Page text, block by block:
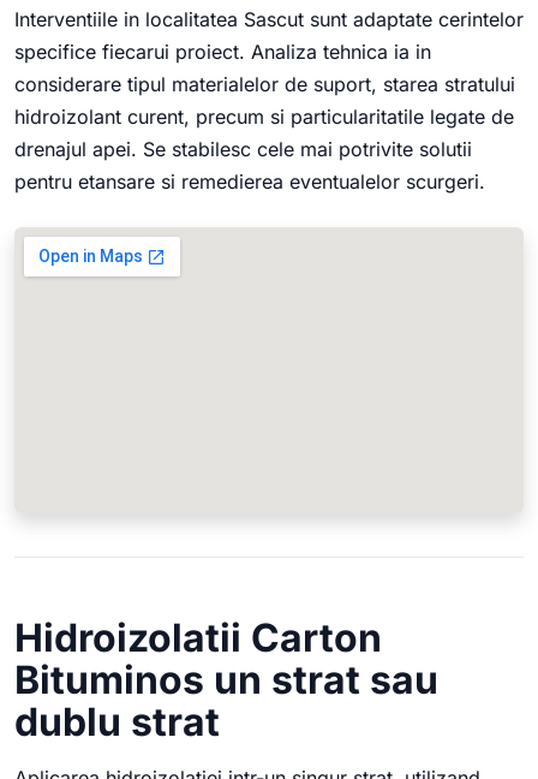
Interventiile in localitatea Sascut sunt adaptate cerintelor
specifice fiecarui proiect. Analiza tehnica ia in
considerare tipul materialelor de suport, starea stratului
hidroizolant curent, precum si particularitatile legate de
drenajul apei. Se stabilesc cele mai potrivite solutii
pentru etansare si remedierea eventualelor scurgeri.
Hidroizolatii Carton
Bituminos un strat sau
dublu strat